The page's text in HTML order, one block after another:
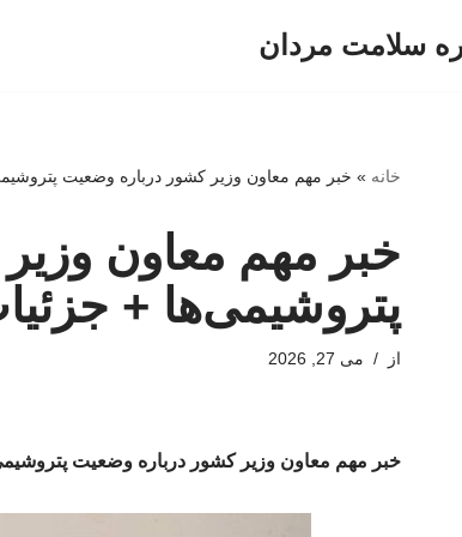
سلامت مردان
خانه » خبر مهم معاون وزیر کشور درباره وضعیت
خبر مهم معاون
پتروشیمی‌ها +
از می 27, 2026
خبر مهم معاون وزیر کشور درباره وضعیت